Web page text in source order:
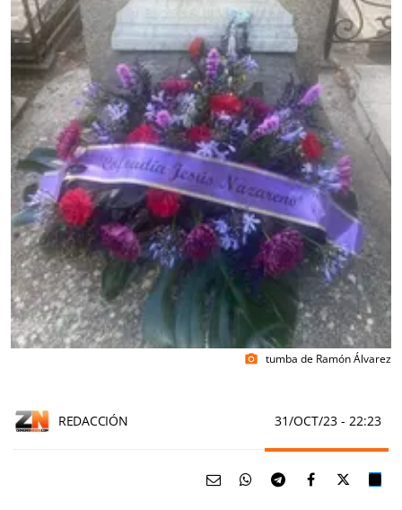
photo_camera tumba de Ramón Álvarez
REDACCIÓN 31/OCT/23 - 22:23